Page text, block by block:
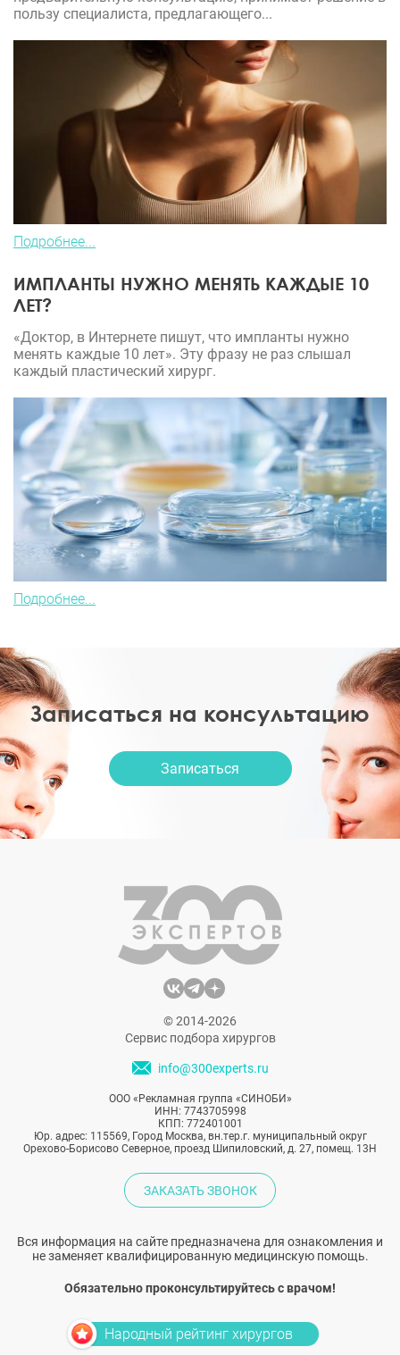
пользу специалиста, предлагающего...
Подробнее...
ИМПЛАНТЫ НУЖНО МЕНЯТЬ КАЖДЫЕ 10
ЛЕТ?
«Доктор, в Интернете пишут, что импланты нужно
менять каждые 10 лет». Эту фразу не раз слышал
каждый пластический хирург.
Подробнее...
Записаться на консультацию
Записаться
© 2014-2026
Сервис подбора хирургов
info@300experts.ru
ООО «Рекламная группа «СИНОБИ»
ИНН: 7743705998
КПП: 772401001
Юр. адрес: 115569, Город Москва, вн.тер.г. муниципальный округ
Орехово-Борисово Северное, проезд Шипиловский, д. 27, помещ. 13Н
ЗАКАЗАТЬ ЗВОНОК
Вся информация на сайте предназначена для ознакомления и
не заменяет квалифицированную медицинскую помощь.
Обязательно проконсультируйтесь с врачом!
Народный рейтинг хирургов